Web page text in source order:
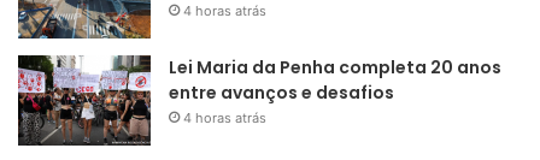
4 horas atrás
Lei Maria da Penha completa 20 anos
entre avanços e desafios
4 horas atrás